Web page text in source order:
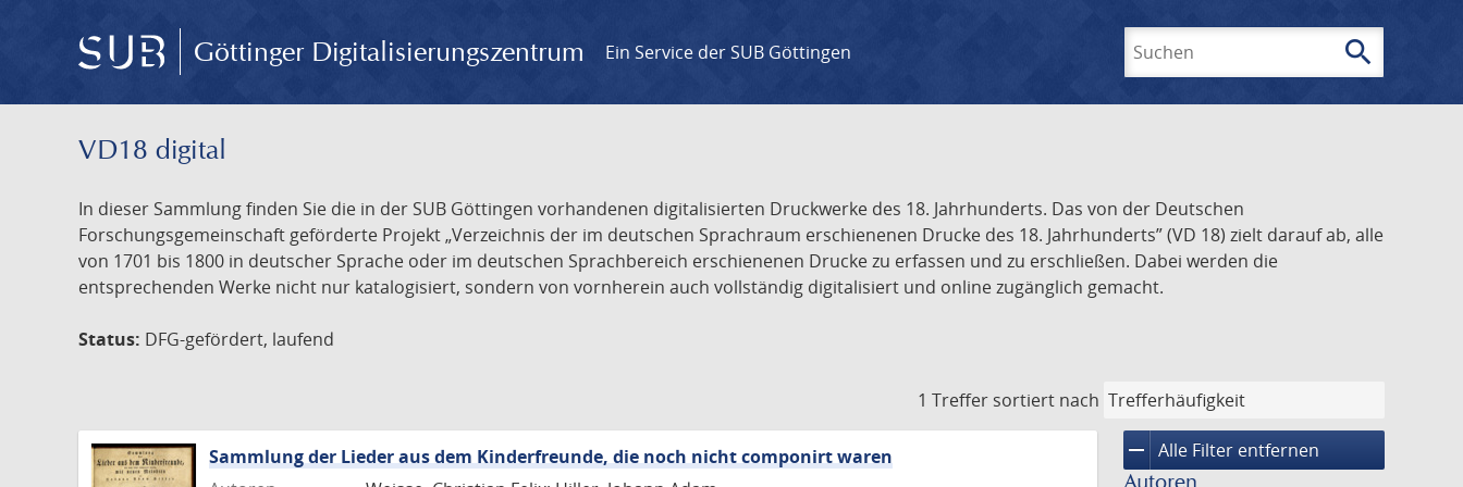
Göttinger Digitalisierungszentrum Ein Service der SUB Göttingen search
VD18 digital
In dieser Sammlung finden Sie die in der SUB Göttingen vorhandenen digitalisierten Druckwerke des 18. Jahrhunderts. Das von der Deutschen
Forschungsgemeinschaft geförderte Projekt „Verzeichnis der im deutschen Sprachraum erschienenen Drucke des 18. Jahrhunderts” (VD 18) zielt darauf ab, alle
von 1701 bis 1800 in deutscher Sprache oder im deutschen Sprachbereich erschienenen Drucke zu erfassen und zu erschließen. Dabei werden die
entsprechenden Werke nicht nur katalogisiert, sondern von vornherein auch vollständig digitalisiert und online zugänglich gemacht.
Status: DFG-gefördert, laufend
1 Treffer sortiert nach
remove Alle Filter entfernen
Sammlung der Lieder aus dem Kinderfreunde, die noch nicht componirt waren